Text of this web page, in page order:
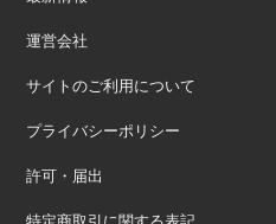
運営会社
サイトのご利用について
プライバシーポリシー
許可・届出